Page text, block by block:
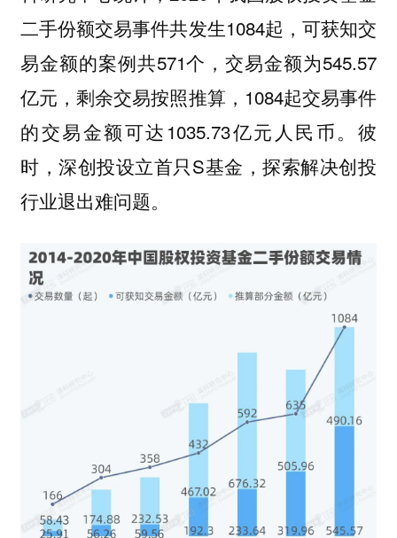
二手份额交易事件共发生1084起，可获知交
易金额的案例共571个，交易金额为545.57
亿元，剩余交易按照推算，1084起交易事件
的交易金额可达1035.73亿元人民币。彼
时，深创投设立首只S基金，探索解决创投
行业退出难问题。